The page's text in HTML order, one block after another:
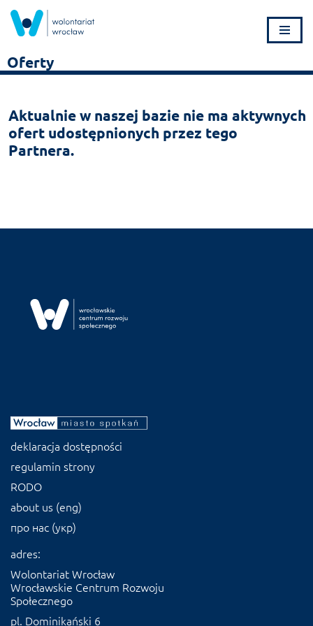
Przejdź
do
treści
Oferty
Aktualnie w naszej bazie nie ma aktywnych
ofert udostępnionych przez tego
Partnera.
deklaracja dostępności
regulamin strony
RODO
about us (eng)
про нас (укр)
adres:
Wolontariat Wrocław
Wrocławskie Centrum Rozwoju
Społecznego
pl. Dominikański 6